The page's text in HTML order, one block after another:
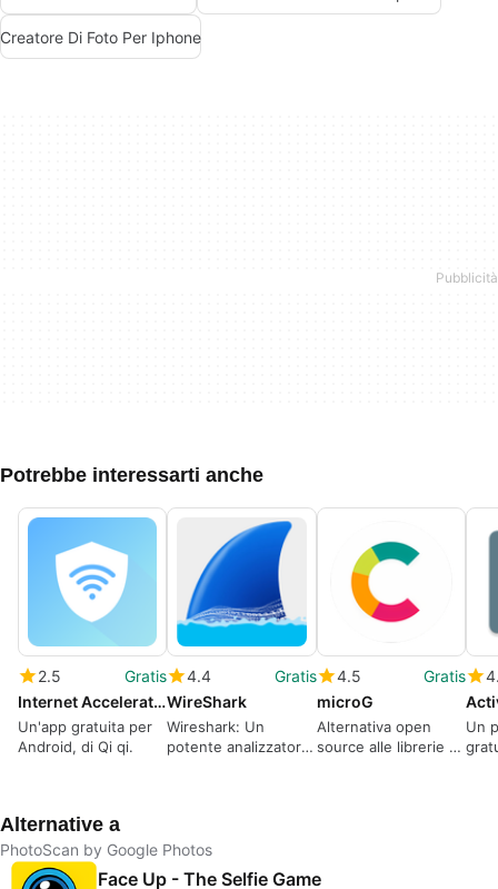
Creatore Di Foto Per Iphone
Potrebbe interessarti anche
2.5
Gratis
Internet Accelerator
Un'app gratuita per
Android, di Qi qi.
4.4
Gratis
WireShark
Wireshark: Un
potente analizzatore
4.5
Gratis
microG
Alternativa open
source alle librerie di
Un
Alternative a
PhotoScan by Google Photos
Face Up - The Selfie Game